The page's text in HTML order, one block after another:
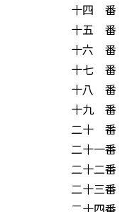
十四 番
十五
十六
十七
十八
十九
二十
二十一
二十
二十三
二十四